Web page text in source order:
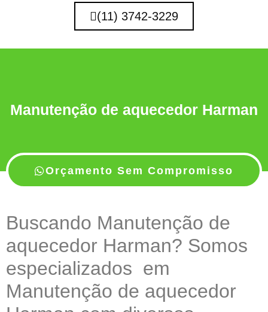
(11) 3742-3229
Manutenção de aquecedor Harman
Orçamento Sem Compromisso
Buscando Manutenção de
aquecedor Harman? Somos
especializados em
Manutenção de aquecedor